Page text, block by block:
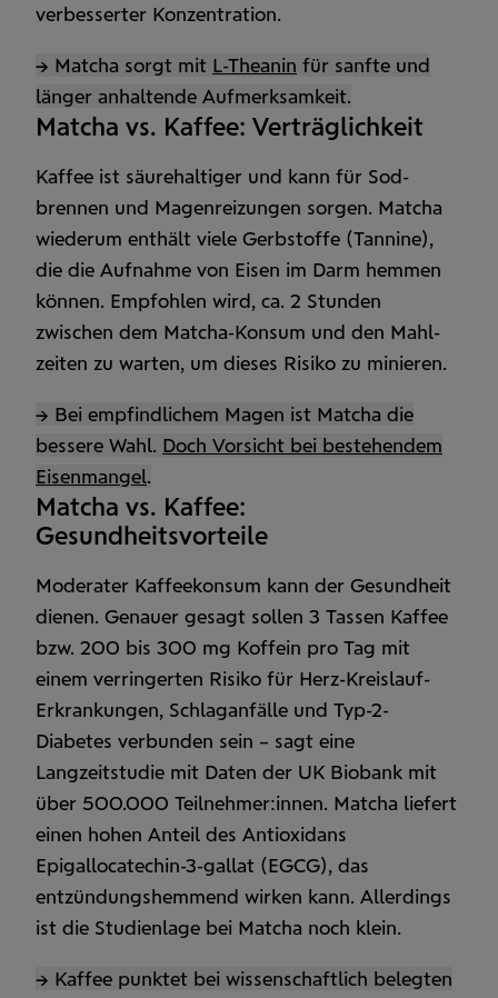
verbesserter Konzentration.
→ Matcha sorgt mit L-Theanin für sanfte und
länger anhaltende Aufmerksamkeit.
Matcha vs. Kaffee: Verträglichkeit
Kaffee ist säure­haltiger und kann für Sod­
brennen und Magen­reizungen sorgen. Matcha
wiederum enthält viele Gerb­stoffe (Tannine),
die die Aufnahme von Eisen im Darm hemmen
können. Empfohlen wird, ca. 2 Stunden
zwischen dem Matcha-Konsum und den Mahl­
zeiten zu warten, um dieses Risiko zu minieren.
→ Bei empfindlichem Magen ist Matcha die
bessere Wahl. Doch Vorsicht bei bestehendem
Eisenmangel.
Matcha vs. Kaffee:
Gesundheitsvorteile
Moderater Kaffeekonsum kann der Gesund­heit
dienen. Genauer gesagt sollen 3 Tassen Kaffee
bzw. 200 bis 300 mg Koffein pro Tag mit
einem verringerten Risiko für Herz-Kreislauf-
Erkrankungen, Schlaganfälle und Typ-2-
Diabetes verbunden sein – sagt eine
Langzeitstudie mit Daten der UK Biobank mit
über 500.000 Teil­nehmer:innen. Matcha liefert
einen hohen Anteil des Antioxidans
Epigallocatechin-3-gallat (EGCG), das
entzündungs­hemmend wirken kann. Allerdings
ist die Studien­lage bei Matcha noch klein.
→ Kaffee punktet bei wissen­schaftlich belegten